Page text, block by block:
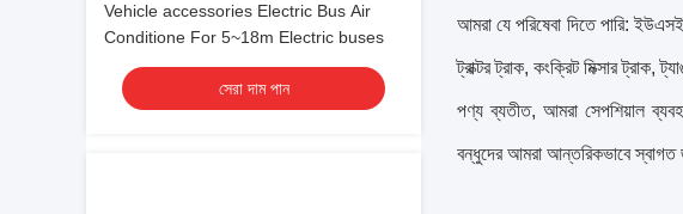
Vehicle accessories Electric Bus Air
Conditione For 5~18m Electric buses
সেরা দাম পান
আমরা যে পরিষেবা দিতে পারি:
ট্রাক্টর ট্রাক, কংক্রিট মিক্সার ট্রাক,
পণ্য ব্যতীত, আমরা সেপশিয়াল
বন্ধুদের আমরা আন্তরিকভাবে স্বাগত